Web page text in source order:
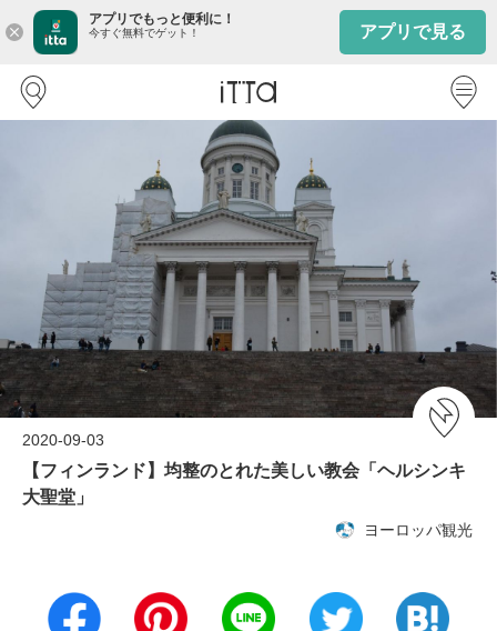
close
アプリでもっと便利に！
今すぐ無料でゲット！ アプリで見る
2020-09-03
【フィンランド】均整のとれた美しい教会「ヘルシンキ
大聖堂」
ヨーロッパ観光